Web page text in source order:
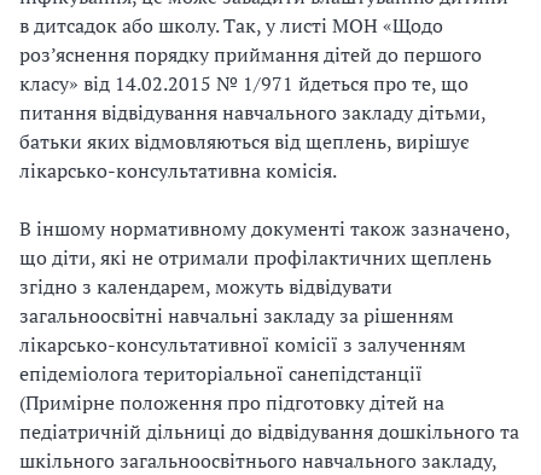
в дитсадок або школу. Так, у листі МОН «Щодо
роз’яснення порядку приймання дітей до першого
класу» від 14.02.2015 № 1/971 йдеться про те, що
питання відвідування навчального закладу дітьми,
батьки яких відмовляються від щеплень, вирішує
лікарсько-консультативна комісія.
В іншому нормативному документі також зазначено,
що діти, які не отримали профілактичних щеплень
згідно з календарем, можуть відвідувати
загальноосвітні навчальні закладу за рішенням
лікарсько-консультативної комісії з залученням
епідеміолога територіальної санепідстанції
(Примірне положення про підготовку дітей на
педіатричній дільниці до відвідування дошкільного та
шкільного загальноосвітнього навчального закладу,